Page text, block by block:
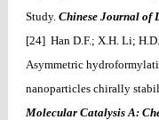
Study. Chinese Journal of
[24] Han D.F.; X.H. Li;
Asymmetric
nanoparticles chirally
Molecular Catalysis A: